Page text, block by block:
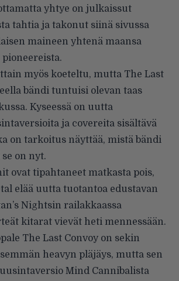
yhtye on julkaissut
tahtia ja takonut siinä sivussa
maineen yhtenä maansa
myös koeteltu, mutta The Last
bändi tuntuisi olevan taas
Kyseessä on uutta
ja covereita sisältävä
on tarkoitus näyttää, mistä bändi
on nyt.
ovat tipahtaneet matkasta pois,
elää uutta tuotantoa edustavan
Nightsin railakkaassa
kitarat vievät heti mennessään.
The Last Convoy on sekin
heavyn pläjäys, mutta sen
Mind Cannibalista